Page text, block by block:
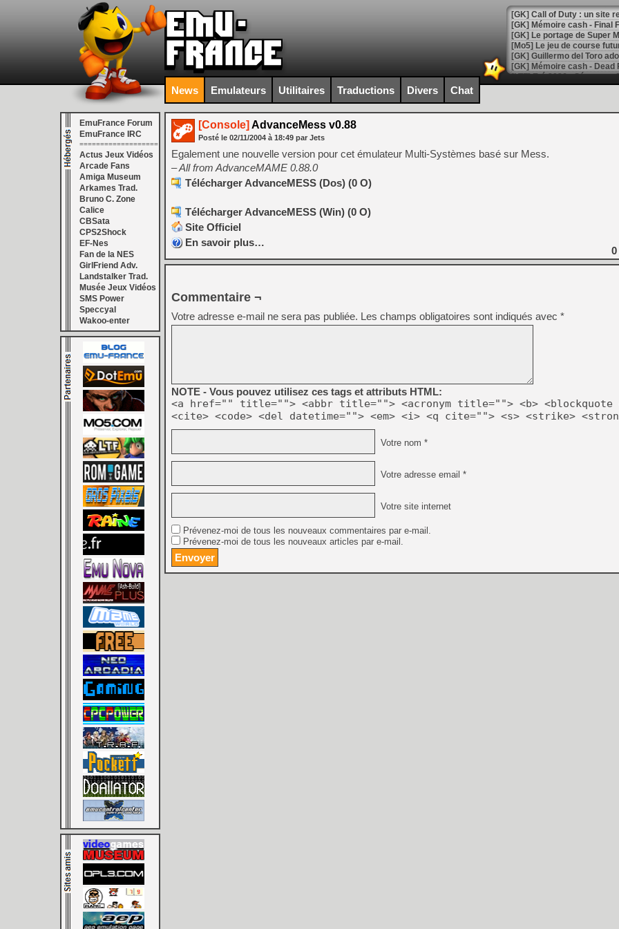
[GK] Le portage de Super
[Mo5] Le jeu de course
[GK] Guillermo del Toro
[LTF] Eté 2026 - Séquence
[GK] Mistfall Hunter :
[GK] Wo Long 2 évolue
[GK] Crossfire : un TPS à
[LS] [PS5] Premiers
[Mo5] DOOM arrive en
[GK] Bethesda fête les 30
[GK] Roblox : l'action en
[GK] Agenda - GeForce
[LS] [PS5] ps5-y2jb-
[GK] Pourquoi Marvel
[GK] Test : Restory : Chill
[GK] GTA 6 : Rockstar
[GK] Hot Wheels Infinite
[GK] Mémoire cash -
[GK] Résultats Nintendo :
[GK] Déjà des
[Mo5] Brickboy cherche à
[GK] Minecraft et ses «
[GK] Beast of
[GK] Ubisoft : fin de partie
[GK] Mémoire cash -
[GK] Dan Houser (GTA)
[GK] Comment EA Sports
[GK] Crimson Moon : un
[GK] Isle of Reveries : le
News Emulateurs Utilitaires Traductions Divers Chat
EmuFrance Forum
EmuFrance IRC
===================
Actus Jeux Vidéos
Arcade Fans
Amiga Museum
Arkames Trad.
Bruno C. Zone
Calice
CBSata
CPS2Shock
EF-Nes
Fan de la NES
GirlFriend Adv.
Landstalker Trad.
Musée Jeux Vidéos
SMS Power
Speccyal
Wakoo-enter
[Console] AdvanceMess v0.88
Posté le 02/11/2004 à 18:49 par Jets
Egalement une nouvelle version pour cet émulateur Multi-Systèmes basé sur Mess.
– All from AdvanceMAME 0.88.0
Télécharger AdvanceMESS (Dos) (0 O)
Télécharger AdvanceMESS (Win) (0 O)
Site Officiel
En savoir plus…
0
Commentaire ¬
Votre adresse e-mail ne sera pas publiée. Les champs obligatoires sont indiqués avec *
NOTE - Vous pouvez utilisez ces tags et attributs HTML:
<a href="" title=""> <abbr title=""> <acronym title=""> <b> <blockquote
<cite> <code> <del datetime=""> <em> <i> <q cite=""> <s> <strike>
Votre nom *
Votre adresse email *
Votre site internet
Prévenez-moi de tous les nouveaux commentaires par e-mail.
Prévenez-moi de tous les nouveaux articles par e-mail.